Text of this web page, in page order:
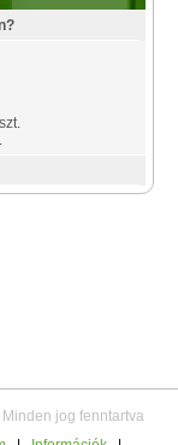
jog fenntartva